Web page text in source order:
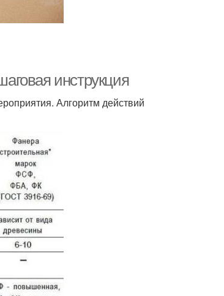
инструкция
Алгоритм действий